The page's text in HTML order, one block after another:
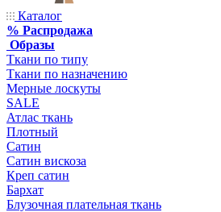
Каталог
% Распродажа
Образы
Ткани по типу
Ткани по назначению
Мерные лоскуты
SALE
Атлас ткань
Плотный
Сатин
Сатин вискоза
Креп сатин
Бархат
Блузочная плательная ткань